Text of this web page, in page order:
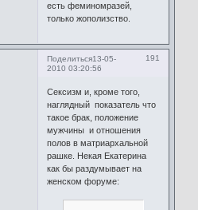
есть феминомразей,
только жополизство.
Поделиться 191
13-05-
2010 03:20:56
Сексизм и, кроме того,
наглядный показатель что
такое брак, положение
мужчины и отношения
полов в матриархальной
рашке. Некая Екатерина
как бы раздумывает на
женском форуме: